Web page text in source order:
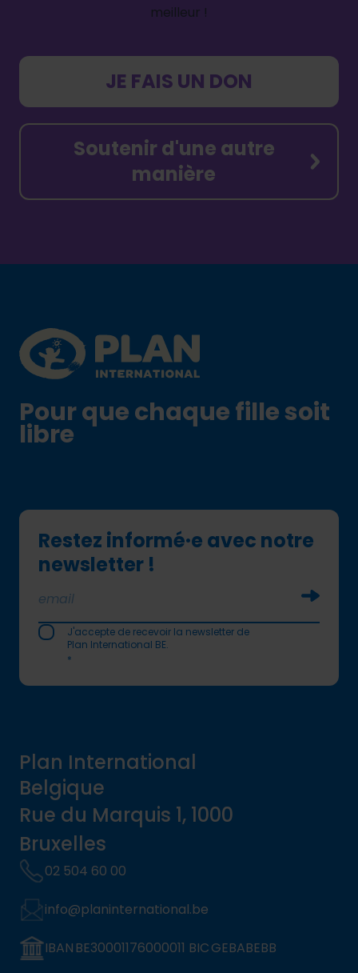
meilleur !
JE FAIS UN DON
Soutenir d'une autre
manière
Plan International logo
Pour que chaque fille soit
libre
Restez informé·e avec notre
newsletter !
J'accepte de recevoir la newsletter de
Plan International BE.
*
Plan International
Belgique
Rue du Marquis 1, 1000
Bruxelles
02 504 60 00
info@planinternational.be
IBAN BE30001176000011 BIC GEBABEBB